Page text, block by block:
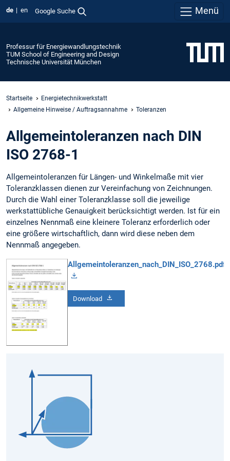
de en Google Suche Menü
Professur für Energiewandlungstechnik
TUM School of Engineering and Design
Technische Universität München
Startseite
Energietechnik­werkstatt
Allgemeine Hinweise / Auftragsannahme
Toleranzen
Allgemeintoleranzen nach DIN
ISO 2768-1
Allgemeintoleranzen für Längen- und Winkelmaße mit vier
Toleranzklassen dienen zur Vereinfachung von Zeichnungen.
Durch die Wahl einer Toleranzklasse soll die jeweilige
werkstattübliche Genauigkeit berücksichtigt werden. Ist für ein
einzelnes Nennmaß eine kleinere Toleranz erforderlich oder
eine größere wirtschaftlich, dann wird diese neben dem
Nennmaß angegeben.
Allgemeintoleranzen_nach_DIN_ISO_2768.pdf
Download